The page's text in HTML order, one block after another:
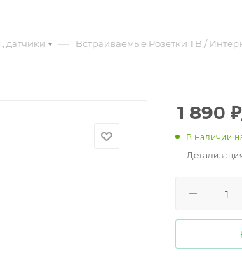
датчики — Встраиваемые Розетки ТВ /
1 890 ₽
В наличии